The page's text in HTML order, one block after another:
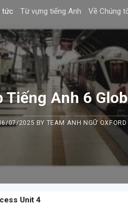
tức Từ vựng tiếng Anh Về Chúng
Tiếng Anh 6
07/2025 BY TEAM ANH NGỮ OXFORD
Unit 4